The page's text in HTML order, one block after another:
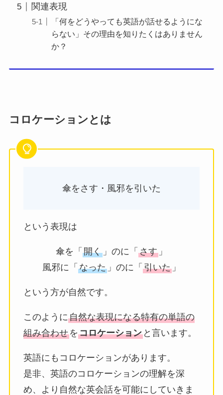
関連表現
「何をどうやっても英語が話せるようにな
らない」その理由を知りたくはありません
か？
コロケーションとは
傘をさす・風邪を引いた
という表現は
傘を「 開く 」のに「 さす 」
風邪に「 なった 」のに「 引いた 」
という方が自然です。
このように自然な表現になる特有の単語の
組み合わせをコロケーションと言います。
英語にもコロケーションがあります。
是非、英語のコロケーションの理解を深
め、より自然な英会話を可能にしていきま